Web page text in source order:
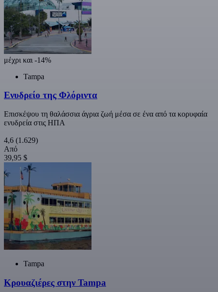
μέχρι και -14%
Tampa
Ενυδρείο της Φλόριντα
Επισκέψου τη θαλάσσια άγρια ζωή μέσα σε ένα από τα κορυφαία
ενυδρεία στις ΗΠΑ
4,6 (1.629)
Από
39,95 $
Tampa
Κρουαζιέρες στην Tampa